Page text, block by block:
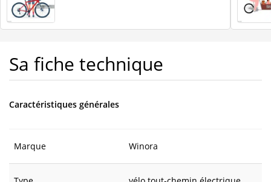
Sa fiche technique
Caractéristiques générales
Marque Winora